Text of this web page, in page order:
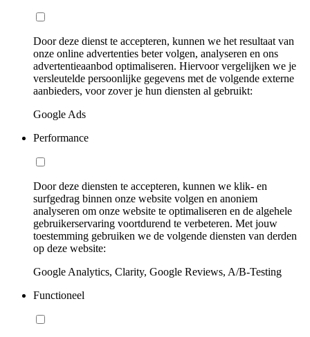
Door deze dienst te accepteren, kunnen we het resultaat van
onze online advertenties beter volgen, analyseren en ons
advertentieaanbod optimaliseren. Hiervoor vergelijken we je
versleutelde persoonlijke gegevens met de volgende externe
aanbieders, voor zover je hun diensten al gebruikt:
Google Ads
Performance
Door deze diensten te accepteren, kunnen we klik- en
surfgedrag binnen onze website volgen en anoniem
analyseren om onze website te optimaliseren en de algehele
gebruikerservaring voortdurend te verbeteren. Met jouw
toestemming gebruiken we de volgende diensten van derden
op deze website:
Google Analytics, Clarity, Google Reviews, A/B-Testing
Functioneel